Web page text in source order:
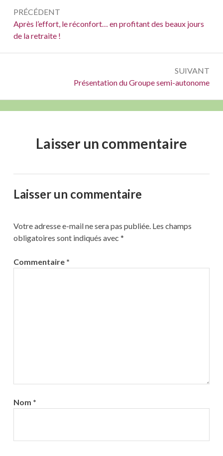
de
l’article
PRÉCÉDENT
Précédent :
Après l’effort, le réconfort… en profitant des beaux jours
de la retraite !
SUIVANT
Suivant :
Présentation du Groupe semi-autonome
Laisser un commentaire
Laisser un commentaire
Votre adresse e-mail ne sera pas publiée. Les champs
obligatoires sont indiqués avec *
Commentaire *
Nom *